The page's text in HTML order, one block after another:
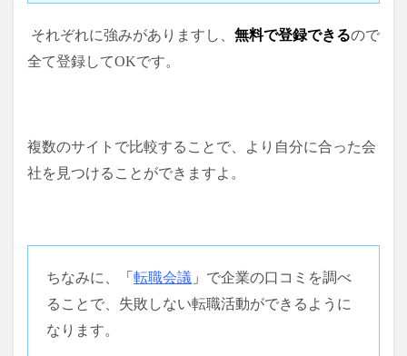
それぞれに強みがありますし、 無料で登録できるので
全て登録してOKです。
複数のサイトで比較することで、より自分に合った会
社を見つけることができますよ。
ちなみに、 「 転職会議 」 で企業の口コミを調べ
ることで、失敗しない転職活動ができるように
なります。